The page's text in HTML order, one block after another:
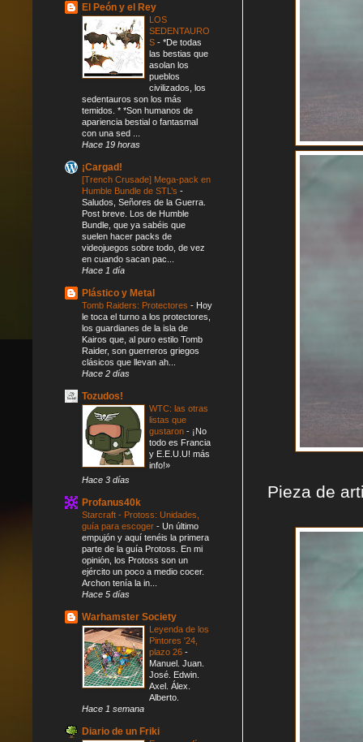
Pieza de
El Peón y el Rey
LOS
SEDENTAURO
S - *De todas
las bestias que
asolan los
pueblos
civilizados, los
sedentauros son los más
temidos. * *Son humanos de
apariencia bestial o fantasmal
con una sed ...
Hace 19 horas
¡Cargad!
[Trench Crusade] Mega-pack en
Humble Bundle de STL’s -
Saludos, Señores de la Guerra.
Post breve. Los de Humble
Bundle, que ya sabéis que
suelen hacer packs de
videojuegos sobre todo, de vez
en cuando sacan pac...
Hace 1 día
Plástico y Metal
Tomb Raiders: Protectores - Hoy
le toca el turno a los protectores,
los guardianes de la isla de
Kairos que, al puro estilo Tomb
Raider, son guerreros griegos
clásicos que llevan ah...
Hace 2 días
Tozudos!
WTC: las otras
listas que
gustaron - ¡No
todo es Francia
y E.E.U.U! más
info!»
Hace 3 días
Profanus40k
Starcraft - Protoss: Unidades,
guía para escoger - Un último
empujón y aquí tenéis la primera
parte de la guía Protoss. En mi
opinión, los Protoss son un
ejército un poco a medio cocer.
Archon tenía la in...
Hace 5 días
Warhamster Society
Leyenda de los
Pintores '24,
plazo 26 -
Manuel. Juan.
José. Edwin.
Axel. Álex.
Alberto.
Hace 1 semana
Diario de un Friki